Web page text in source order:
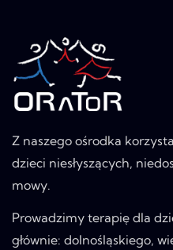
Z naszego ośrodka
dzieci niesłyszących,
mowy.
Prowadzimy terapię dla
głównie: dolnośląskiego,